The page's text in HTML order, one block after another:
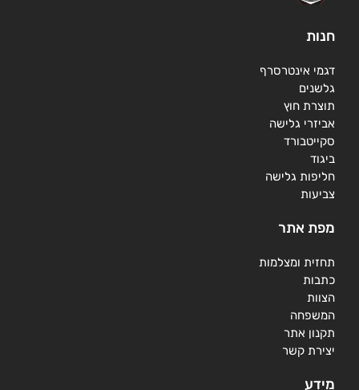
חנות
דגמי אינטרסרף
גלשנים
תוצרת חוץ
אביזרי גלישה
סקייטבורד
ביגוד
חליפות גלישה
צביעות
מפת אתר
תחזית ומצלמות
כתבות
הצוות
המשפחה
תקנון אתר
יצירת קשר
מידע